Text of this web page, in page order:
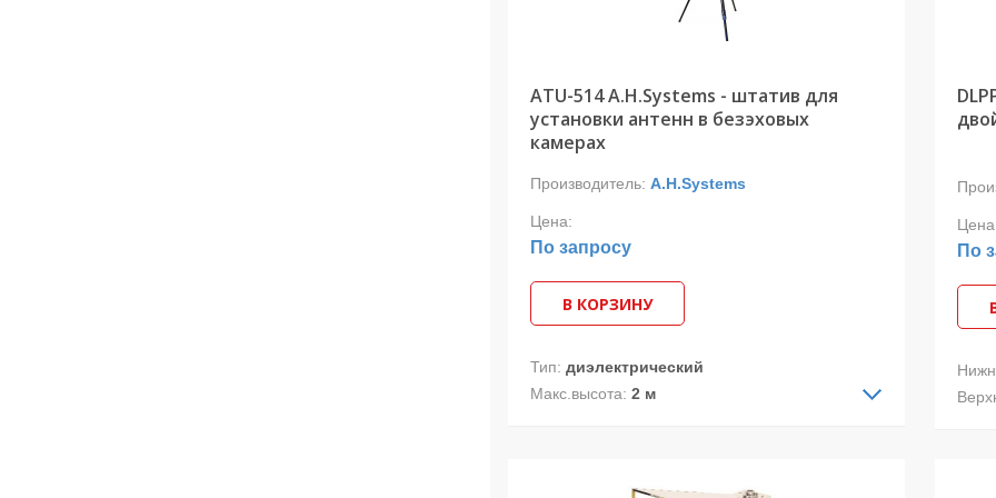
cм
ATU-514 A.H.Systems - штатив для
установки антенн в безэховых
камерах
Производитель: A.H.Systems
Цена:
По запросу
В КОРЗИНУ
Тип: диэлектрический
Макс.высота: 2 м
По